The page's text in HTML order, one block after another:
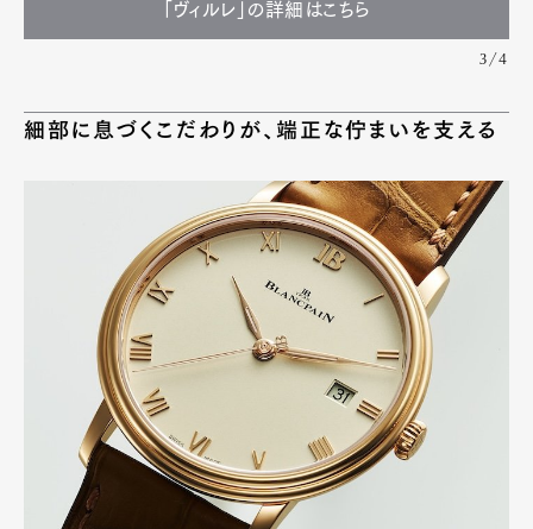
「ヴィルレ」の詳細はこちら
3/4
細部に息づくこだわりが、端正な佇まいを支える